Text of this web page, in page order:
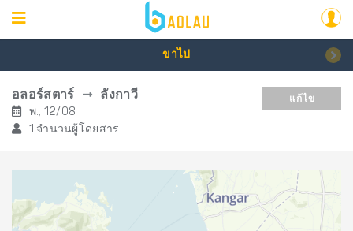
ขาไป
อลอร์สตาร์ ลังกาวี
พ., 12/08
1 จำนวนผู้โดยสาร
แก้ไข